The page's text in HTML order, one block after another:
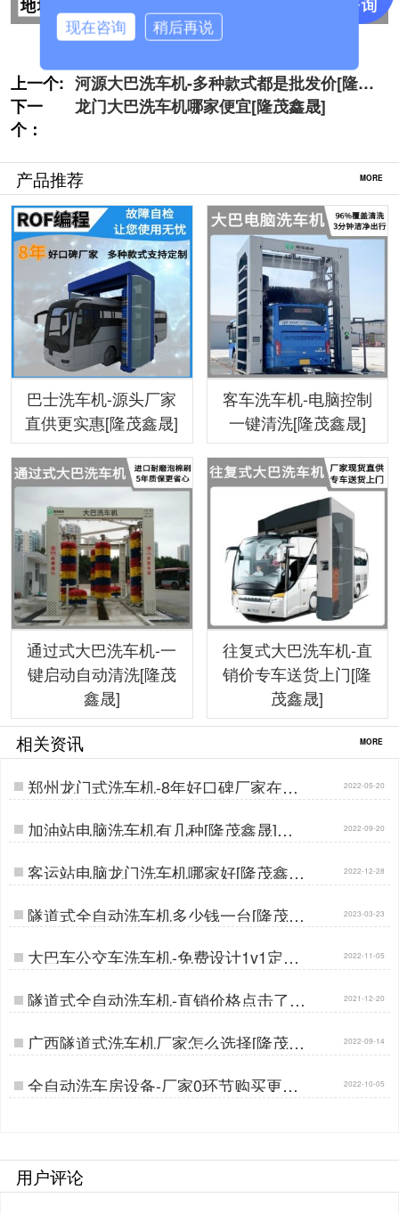
上一个: 河源大巴洗车机-多种款式都是批发价[隆茂
鑫晟]
下一
个：
龙门大巴洗车机哪家便宜[隆茂鑫晟]
产品推荐 MORE
巴士洗车机-源头厂家
直供更实惠[隆茂鑫晟]
客车洗车机-电脑控制
一键清洗[隆茂鑫晟]
通过式大巴洗车机-一
键启动自动清洗[隆茂
鑫晟]
往复式大巴洗车机-直
销价专车送货上门[隆
茂鑫晟]
相关资讯 MORE
郑州龙门式洗车机-8年好口碑厂家在这
里[隆茂鑫晟]…
2022-05-20
加油站电脑洗车机有几种[隆茂鑫晟]… 2022-09-20
客运站电脑龙门洗车机哪家好[隆茂鑫晟]
…
2022-12-28
隧道式全自动洗车机多少钱一台[隆茂鑫
晟]…
2023-03-23
大巴车公交车洗车机-免费设计1v1定制
[隆茂鑫晟]…
2022-11-05
隧道式全自动洗车机-直销价格点击了解
[隆茂鑫晟]…
2021-12-20
广西隧道式洗车机厂家怎么选择[隆茂鑫
晟]…
2022-09-14
全自动洗车房设备-厂家0环节购买更实
惠[隆茂鑫晟]…
2022-10-05
用户评论
现在咨询 稍后再说